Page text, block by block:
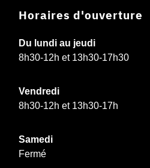
Horaires d'ouverture
Du lundi au jeudi
8h30-12h et 13h30-17h30
Vendredi
8h30-12h et 13h30-17h
Samedi
Fermé